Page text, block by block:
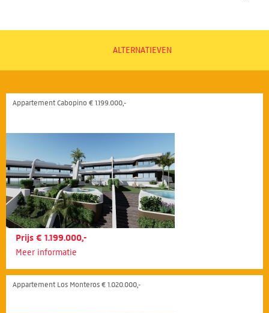
ALTERNATIEVEN
Appartement Cabopino € 1.199.000,-
Prijs € 1.199.000,-
Meer informatie
Appartement Los Monteros € 1.020.000,-